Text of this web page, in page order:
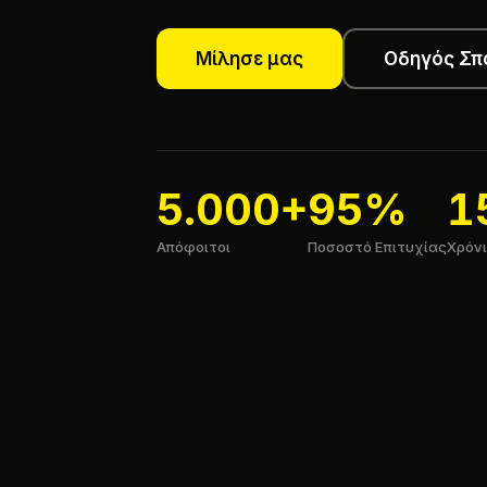
Μίλησε μας Οδηγός
5.000+
Απόφοιτοι
95%
Ποσοστό Επιτυχίας